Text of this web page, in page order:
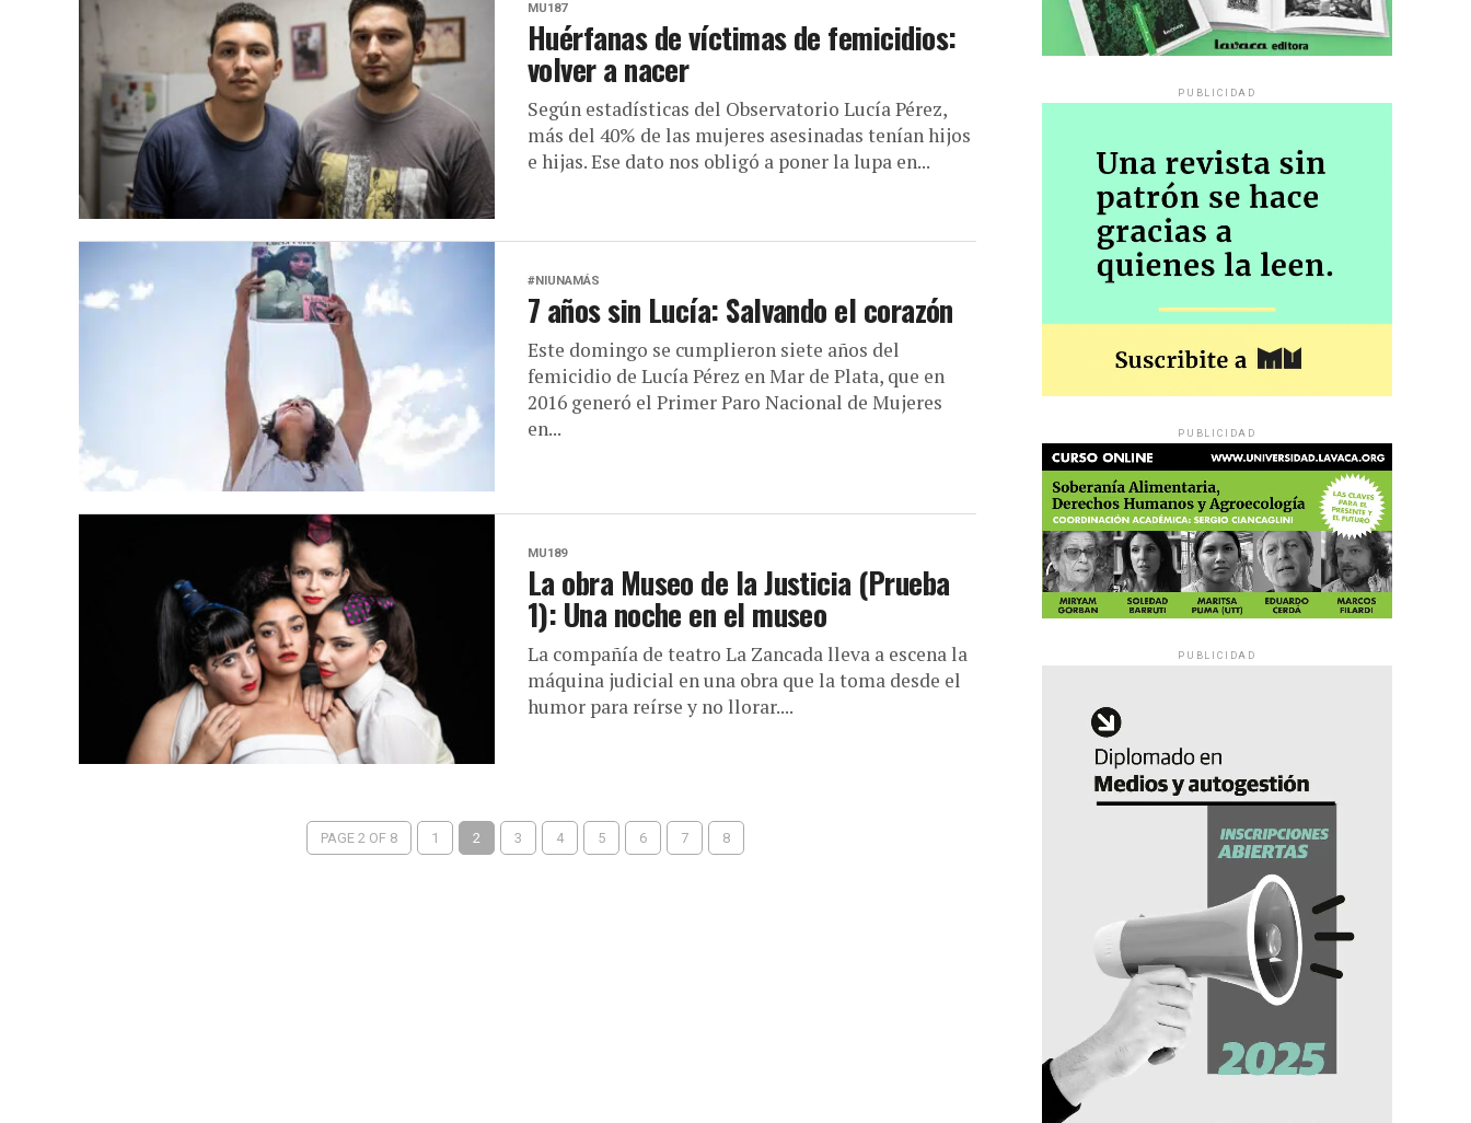
MU187
Huérfanas de víctimas de femicidios:
volver a nacer
Según estadísticas del Observatorio Lucía Pérez,
más del 40% de las mujeres asesinadas tenían hijos
e hijas. Ese dato nos obligó a poner la lupa en...
#NIUNAMÁS
7 años sin Lucía: Salvando el corazón
Este domingo se cumplieron siete años del
femicidio de Lucía Pérez en Mar de Plata, que en
2016 generó el Primer Paro Nacional de Mujeres
en...
MU189
La obra Museo de la Justicia (Prueba
1): Una noche en el museo
La compañía de teatro La Zancada lleva a escena la
máquina judicial en una obra que la toma desde el
humor para reírse y no llorar....
PAGE 2 OF 8 1 2 3 4 5 6 7 8
PUBLICIDAD
PUBLICIDAD
PUBLICIDAD